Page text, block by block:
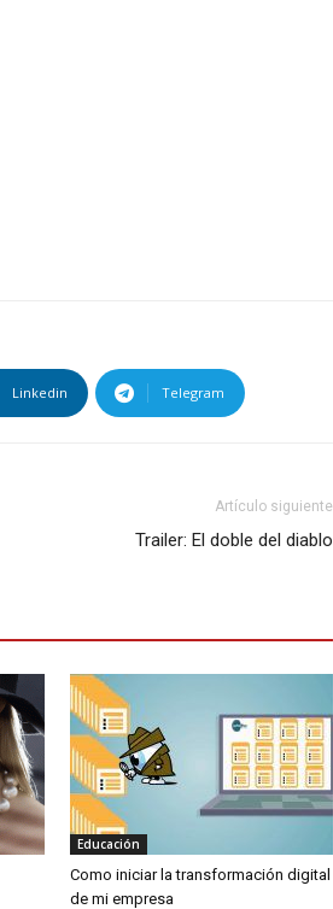
Linkedin Telegram
Artículo siguiente
Trailer: El doble del diablo
Educación
Como iniciar la transformación digital
de mi empresa